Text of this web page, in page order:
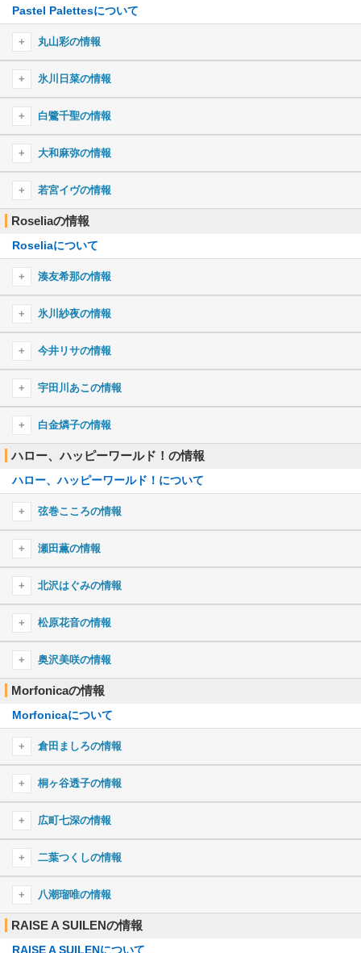
What’s the POPIPA!?
イニシャル
White Afternoon
夢を打ち抜く瞬間に！
開けたらDream！
Step×Step！
ミライトレイン
Breakthrough!
Photograph
Sweets BAN!
Live Beyond!!
ここから先は歌にならない
夏に閉じ込めて
勇気Limit！
イントロダクション
Alchemy
空色デイズ
光るなら
Little Busters!
God knows…
only my railgun
君じゃなきゃダメみたい
メランコリック
DAYS
Life Will Change
夏祭り
君に届け
Wake up!
オトモダチフィルム
夜行性ハイズ
チェリボム
Daydream café
ディスカバリー！
ミュージック・アワー
ブルーバード
瞬間センチメンタル
らしさ
午夜の待ち合わせ
青い栞
アイのシナリオ
天ノ弱
インフェルノ
ロキ
カサブタ
Rolling star
Northern lights
サムライハート(Some Like It Hot!!)
ハウトゥー世界征服
ヒューマノイド
ベノム
みくみくにしてあげる♪【してやんよ】
気まぐれロマンティック
Fantastic future
DISCOTHEQUE
ゆりゆららららゆるゆり大事件
奏(かなで)
Q&Aリサイタル！
Baby Sweet Berry Love
ときめきポポロン♪
からくりピエロ
Stay Alive
花ハ踊レヤいろはにほ
ルカルカ★ナイトフィーバー
ノスタルジックレインフォール
DANCE!おジャ魔女
Make it!
夜に駆ける
ラムのラブソング
徒花ネクロマンシー
Sing Alive
Singing “OURS”
Sprechchor
Our Carol
魂のルフラン
Hacking to the Gate
ETERNAL BLAZE
紅蓮の弓矢
Red fraction
深愛
残酷な天使のテーゼ
This game
Believe in my existence
六兆年と一夜物語
キミの記憶
シャルル
ツキアカリのミチシルベ
緋色の空
海色
ファティマ
Paradisus-Paradoxum
甲賀忍法帖
Bad Apple!! feat.nomico
右肩の蝶
sister's noise
Synchrogazer
鳥の詩
My Dearest
KING
SPARK-AGAIN
fantastic dreamer
太陽曰く燃えよカオス
GO! GO! MANIAC
新宝島
エイリアンエイリアン
エクストラ・マジック・アワー
回レ！雪月花
StaRt
ノーポイッ！
上海ハニー
コレカラ
全力少年
ドレミファロンド
POP TEAM EPIC
ウィーアー！
おジャ魔女カーニバル!!
好き！雪！本気マジック
オレンジ
SHINY DAYS
Happy Girl
ン・パカマーチ
羽沢つぐみのキャラ一覧
Pastel Palettesについて
丸山彩の情報
丸山彩のプロフィール
丸山彩のキャラ一覧
氷川日菜の情報
氷川日菜のプロフィール
氷川日菜のキャラ一覧
白鷺千聖の情報
白鷺千聖のプロフィール
白鷺千聖のキャラ一覧
大和麻弥の情報
大和麻弥のプロフィール
大和麻弥のキャラ一覧
若宮イヴの情報
若宮イヴのプロフィール
若宮イヴのキャラ一覧
Roseliaの情報
Roseliaについて
湊友希那の情報
湊友希那のプロフィール
湊友希那のキャラ一覧
氷川紗夜の情報
氷川紗夜のプロフィール
氷川紗夜のキャラ一覧
今井リサの情報
今井リサのプロフィール
今井リサのキャラ一覧
宇田川あこの情報
宇田川あこのプロフィール
宇田川あこのキャラ一覧
白金燐子の情報
白金燐子のプロフィール
白金燐子のキャラ一覧
ハロー、ハッピーワールド！の情報
ハロー、ハッピーワールド！について
弦巻こころの情報
弦巻こころのプロフィール
弦巻こころのキャラ一覧
瀬田薫の情報
瀬田薫のプロフィール
瀬田薫のキャラ一覧
北沢はぐみの情報
北沢はぐみのプロフィール
北沢はぐみのキャラ一覧
松原花音の情報
松原花音のプロフィール
松原花音のキャラ一覧
奥沢美咲の情報
奥沢美咲のプロフィール
奥沢美咲のキャラ一覧
Morfonicaの情報
Morfonicaについて
倉田ましろの情報
倉田ましろのプロフィール
倉田ましろのキャラ一覧
桐ヶ谷透子の情報
桐ヶ谷透子のプロフィール
桐ヶ谷透子のキャラ一覧
広町七深の情報
広町七深のプロフィール
広町七深のキャラ一覧
二葉つくしの情報
二葉つくしのプロフィール
二葉つくしのキャラ一覧
八潮瑠唯の情報
八潮瑠唯のプロフィール
八潮瑠唯のキャラ一覧
RAISE A SUILENの情報
RAISE A SUILENについて